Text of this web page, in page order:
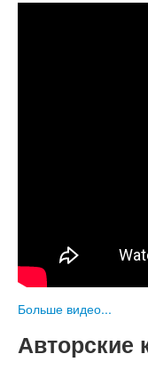
Больше видео...
Авторские